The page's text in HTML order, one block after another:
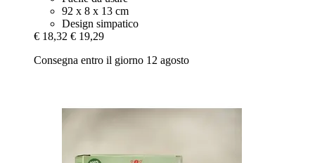
92 x 8 x 13 cm
Design simpatico
€ 18,32 € 19,29
Consegna entro il giorno 12 agosto